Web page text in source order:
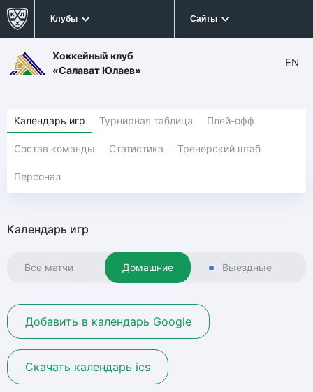
Клубы Сайты
Хоккейный клуб
«Салават Юлаев»
EN
Календарь игр Турнирная таблица Плей-офф
Состав команды Статистика Тренерский штаб
Персонал
Календарь игр
Все матчи Домашние Выездные
Добавить в календарь Google
Скачать календарь ics